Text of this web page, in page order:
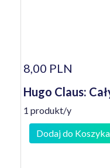
8,00 PLN
Hugo Claus:
1 produkt/y
Dodaj do Koszyka